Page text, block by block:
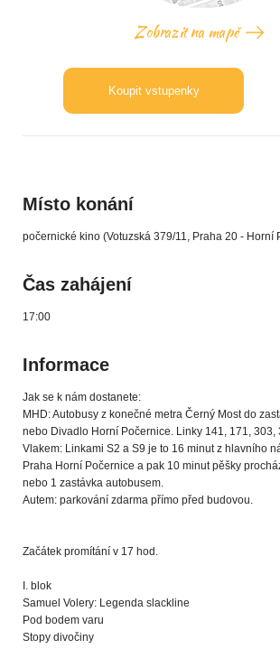
Zobrazit na mapě
Koupit vstupenky
Místo konání
počernické kino (Votuzská 379/11, Praha 20 - Horní
Čas zahájení
17:00
Informace
Jak se k nám dostanete:
MHD: Autobusy z konečné metra Černý Most do
nebo Divadlo Horní Počernice. Linky 141, 171, 303,
Vlakem: Linkami S2 a S9 je to 16 minut z hlavního
Praha Horní Počernice a pak 10 minut pěšky
nebo 1 zastávka autobusem.
Autem: parkování zdarma přímo před budovou.
Začátek promítání v 17 hod.
I. blok
Samuel Volery: Legenda slackline
Pod bodem varu
Stopy divočiny